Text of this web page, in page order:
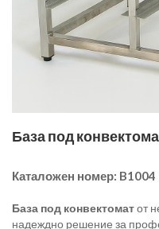
База под
Каталожен номер: B1004
База под конвектоматот
надеждно решение за